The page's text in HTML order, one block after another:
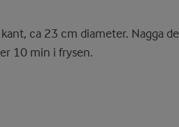
ca 23 cm diameter. Nagga
10 min i frysen.